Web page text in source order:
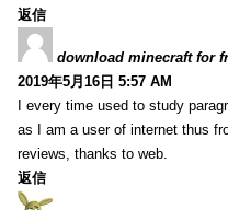
返信
download minecraft for
2019年5月16日 5:57 AM
I every time used to study
as I am a user of internet thus
reviews, thanks to web.
返信